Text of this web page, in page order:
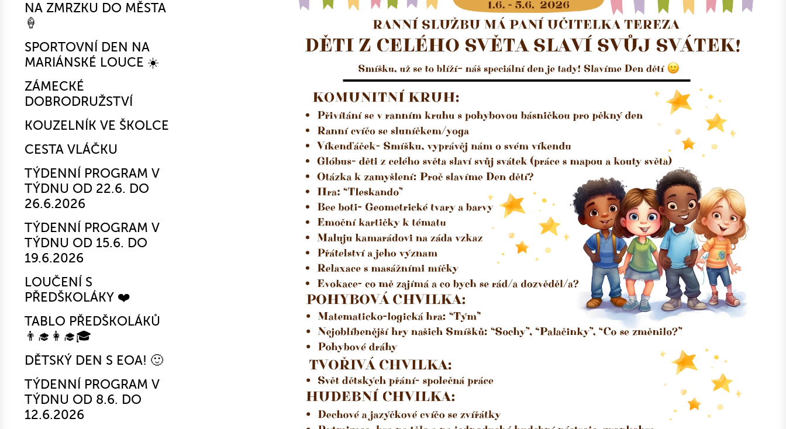
NA ZMRZKU DO MĚSTA
🍦
SPORTOVNÍ DEN NA
MARIÁNSKÉ LOUCE ☀️
ZÁMECKÉ
DOBRODRUŽSTVÍ
KOUZELNÍK VE ŠKOLCE
CESTA VLÁČKU
TÝDENNÍ PROGRAM V
TÝDNU OD 22.6. DO
26.6.2026
TÝDENNÍ PROGRAM V
TÝDNU OD 15.6. DO
19.6.2026
LOUČENÍ S
PŘEDŠKOLÁKY ❤️
TABLO PŘEDŠKOLÁKŮ
👨‍🎓👩‍🎓🎓
DĚTSKÝ DEN S EOA! 🙂
TÝDENNÍ PROGRAM V
TÝDNU OD 8.6. DO
12.6.2026